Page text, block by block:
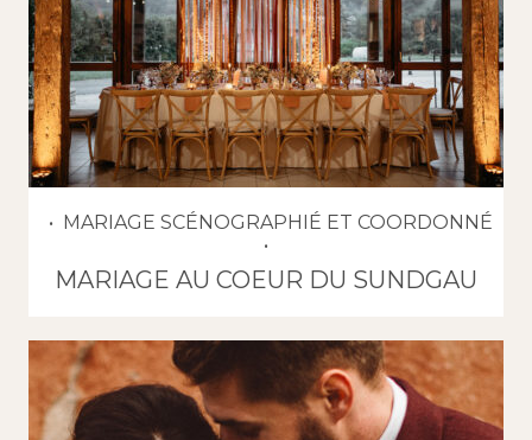
MARIAGE SCÉNOGRAPHIÉ ET COORDONNÉ
MARIAGE AU COEUR DU SUNDGAU